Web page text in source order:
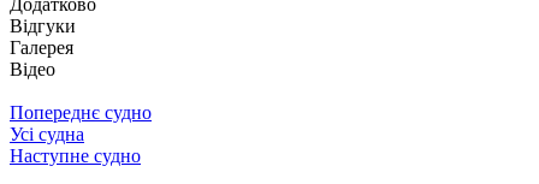
Відгуки
Галерея
Відео
Попереднє судно
Усі судна
Наступне судно